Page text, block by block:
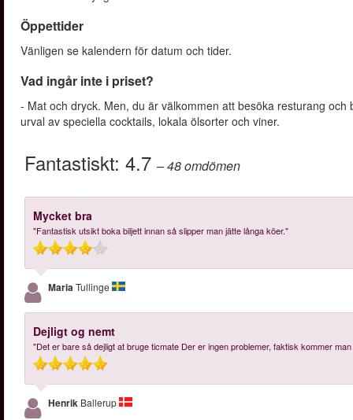
Öppettider
Vänligen se kalendern för datum och tider.
Vad ingår inte i priset?
- Mat och dryck. Men, du är välkommen att besöka resturang
urval av speciella cocktails, lokala ölsorter och viner.
Fantastiskt: 4.7 – 48omdömen
Mycket bra
"Fantastisk utsikt boka biljett innan så slipper man jätte långa köer."
MariaTullinge
Dejligt og nemt
"Det er bare så dejligt at bruge ticmate Der er ingen problemer, faktisk kommer
Henrik Ballerup